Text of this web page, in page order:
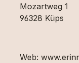
Mozartweg 1
96328 Küps
Web: